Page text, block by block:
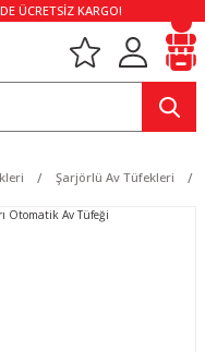
ÜCRETSİZ KARGO!
Şarjörlü Av Tüfekleri